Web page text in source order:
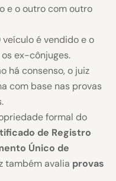
e o outro com outro
veículo é vendido e o
ex-cônjuges.
há consenso, o juiz
com base nas provas
formal do
de Registro
Único de
também avalia provas